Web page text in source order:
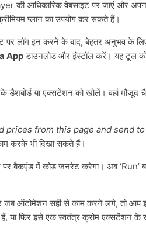
की आधिकारिक वेबसाइट पर जाएं और
प्लान का उपयोग कर सकते हैं।
पर लॉग इन करने के बाद, बेहतर अनुभव के
Appडाउनलोड और इंस्टॉल करें। यह टूल
डैशबोर्ड या एक्सटेंशन को खोलें। वहां मौजूद
prices from this page and send
करके भी दिखा सकते हैं।
बैकएंड में कोड जनरेट करेगा। अब ‘Run’
जब ऑटोमेशन सही से काम करने लगे, तो आप
या फिर इसे एक स्वतंत्र क्रोम एक्सटेंशन के